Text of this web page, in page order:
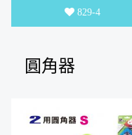
829-4
圓角器